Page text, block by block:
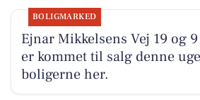
BOLIGMARKED
Ejnar Mikkelsens Vej 19 og
er kommet til salg denne
boligerne her.